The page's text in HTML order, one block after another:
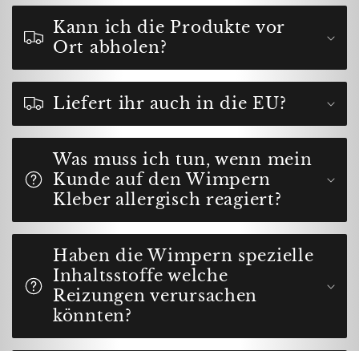
Kann ich die Produkte vor
Ort abholen?
Liefert ihr auch in die EU?
Was muss ich tun, wenn mein
Kunde auf den Wimpern
Kleber allergisch reagiert?
Haben die Wimpern spezielle
Inhaltsstoffe welche
Reizungen verursachen
könnten?